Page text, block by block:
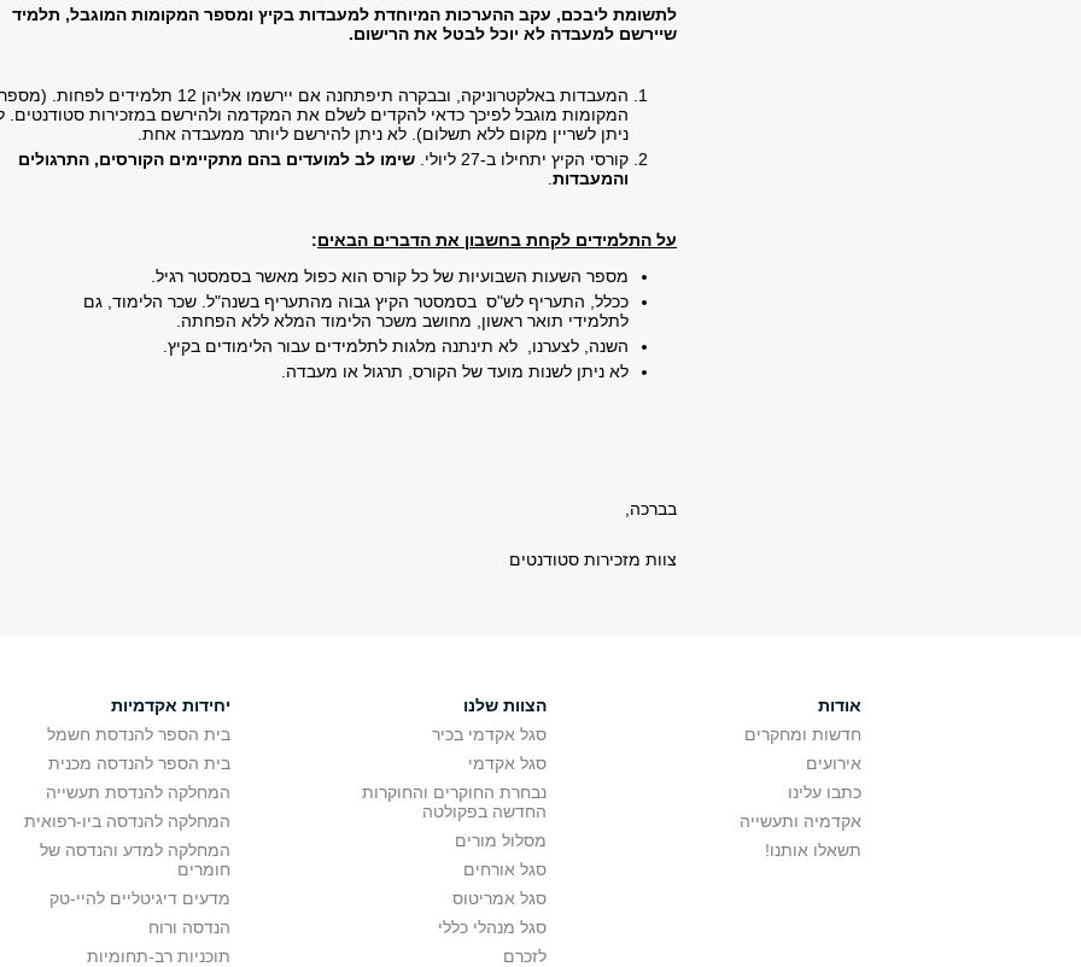
לתשומת ליבכם, עקב ההערכות המיוחדת למעבדות בקיץ ומספר המקומות המוגבל, תלמיד
שיירשם למעבדה לא יוכל לבטל את הרישום.
המעבדות באלקטרוניקה, ובבקרה תיפתחנה אם יירשמו אליהן 12 תלמידים לפחות. (מספר
המקומות מוגבל לפיכך כדאי להקדים לשלם את המקדמה ולהירשם במזכירות סטודנטים.
ניתן לשריין מקום ללא תשלום). לא ניתן להירשם ליותר ממעבדה אחת.
קורסי הקיץ יתחילו ב-27 ליולי.
שימו לב למועדים בהם מתקיימים הקורסים, התרגולים
והמעבדות
על התלמידים לקחת בחשבון את הדברים הבאים:
מספר השעות השבועיות של כל קורס הוא כפול מאשר בסמסטר רגיל.
ככלל, התעריף לש"ס בסמסטר הקיץ גבוה מהתעריף בשנה"ל. שכר הלימוד, גם
לתלמידי תואר ראשון, מחושב משכר הלימוד המלא ללא הפחתה.
השנה, לצערנו, לא תינתנה מלגות לתלמידים עבור הלימודים בקיץ.
לא ניתן לשנות מועד של הקורס, תרגול או מעבדה.
בברכה,
צוות מזכירות סטודנטים
אודות
חדשות ומחקרים
אירועים
כתבו עלינו
אקדמיה ותעשייה
תשאלו אותנו!
הצוות שלנו
סגל אקדמי בכיר
סגל אקדמי
נבחרת החוקרים והחוקרות
החדשה בפקולטה
מסלול מורים
סגל אורחים
סגל אמריטוס
סגל מנהלי כללי
לזכרם
יחידות אקדמיות
בית הספר להנדסת חשמל
בית הספר להנדסה מכנית
המחלקה להנדסת תעשייה
המחלקה להנדסה ביו-רפואית
המחלקה למדע והנדסה של
חומרים
מדעים דיגיטליים להיי-טק
הנדסה ורוח
תוכניות רב-תחומיות